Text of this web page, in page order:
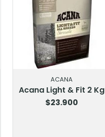
ACANA
Acana Light & Fit 2 Kg
$23.900